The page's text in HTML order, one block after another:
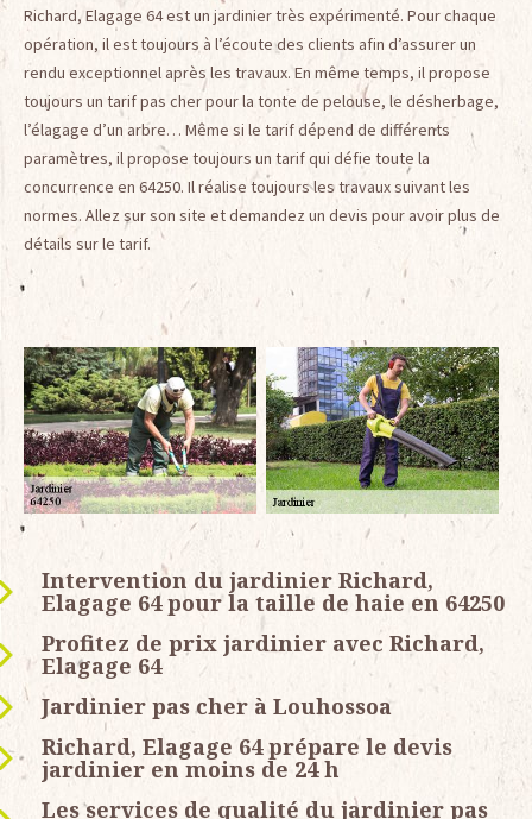
Richard, Elagage 64 est un jardinier très expérimenté. Pour chaque
opération, il est toujours à l’écoute des clients afin d’assurer un
rendu exceptionnel après les travaux. En même temps, il propose
toujours un tarif pas cher pour la tonte de pelouse, le désherbage,
l’élagage d’un arbre… Même si le tarif dépend de différents
paramètres, il propose toujours un tarif qui défie toute la
concurrence en 64250. Il réalise toujours les travaux suivant les
normes. Allez sur son site et demandez un devis pour avoir plus de
détails sur le tarif.
Intervention du jardinier Richard,
Elagage 64 pour la taille de haie en 64250
Profitez de prix jardinier avec Richard,
Elagage 64
Jardinier pas cher à Louhossoa
Richard, Elagage 64 prépare le devis
jardinier en moins de 24 h
Les services de qualité du jardinier pas